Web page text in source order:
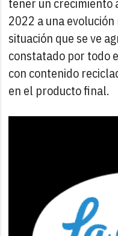
tener un crecimiento
2022 a una
situación que se ve
constatado por todo
con contenido
en el producto final.